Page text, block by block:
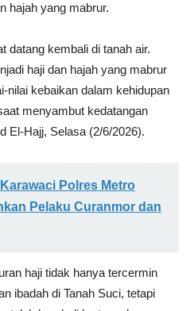
hajah yang mabrur.
datang kembali di tanah air.
haji dan hajah yang mabrur
nilai kebaikan dalam kehidupan
menyambut kedatangan
El-Hajj, Selasa (2/6/2026).
Polres Metro
Pelaku Curanmor dan
haji tidak hanya tercermin
ibadah di Tanah Suci, tetapi